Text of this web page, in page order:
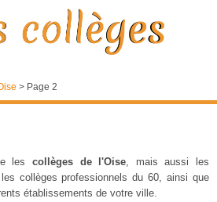
> Page 2
les collèges de l'Oise, mais aussi les
collèges professionnels du 60, ainsi que
établissements de votre ville.